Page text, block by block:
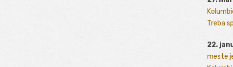
Treba
22.
meste